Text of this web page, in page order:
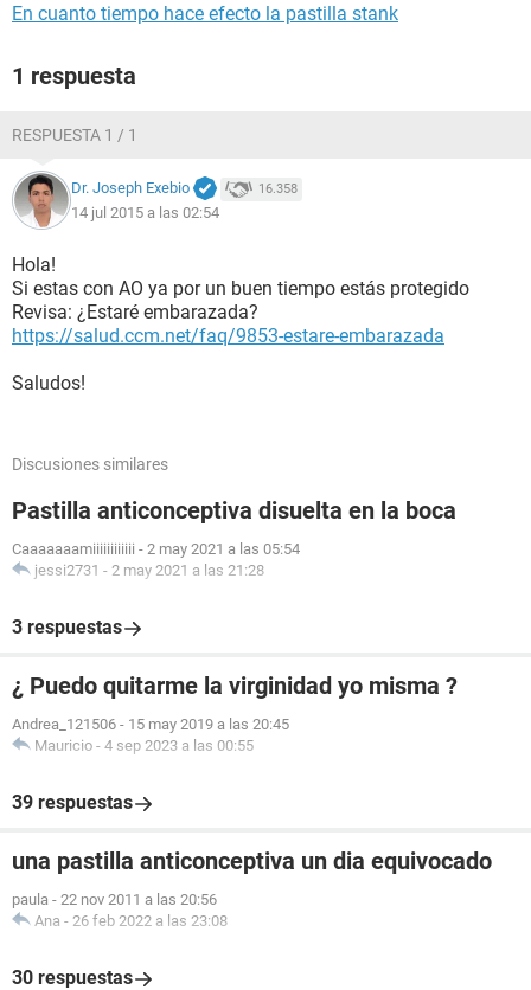
En cuanto tiempo hace efecto la pastilla stank
1 respuesta
RESPUESTA 1 / 1
Dr. Joseph Exebio 16.358
14 jul 2015 a las 02:54
Hola!
Si estas con AO ya por un buen tiempo estás protegido
Revisa: ¿Estaré embarazada?
https://salud.ccm.net/faq/9853-estare-embarazada
Saludos!
Discusiones similares
Pastilla anticonceptiva disuelta en la boca
Caaaaaaamiiiiiiiiiiii - 2 may 2021 a las 05:54
jessi2731 - 2 may 2021 a las 21:28
3 respuestas
¿ Puedo quitarme la virginidad yo misma ?
Andrea_121506 - 15 may 2019 a las 20:45
Mauricio - 4 sep 2023 a las 00:55
39 respuestas
una pastilla anticonceptiva un dia equivocado
paula - 22 nov 2011 a las 20:56
Ana - 26 feb 2022 a las 23:08
30 respuestas